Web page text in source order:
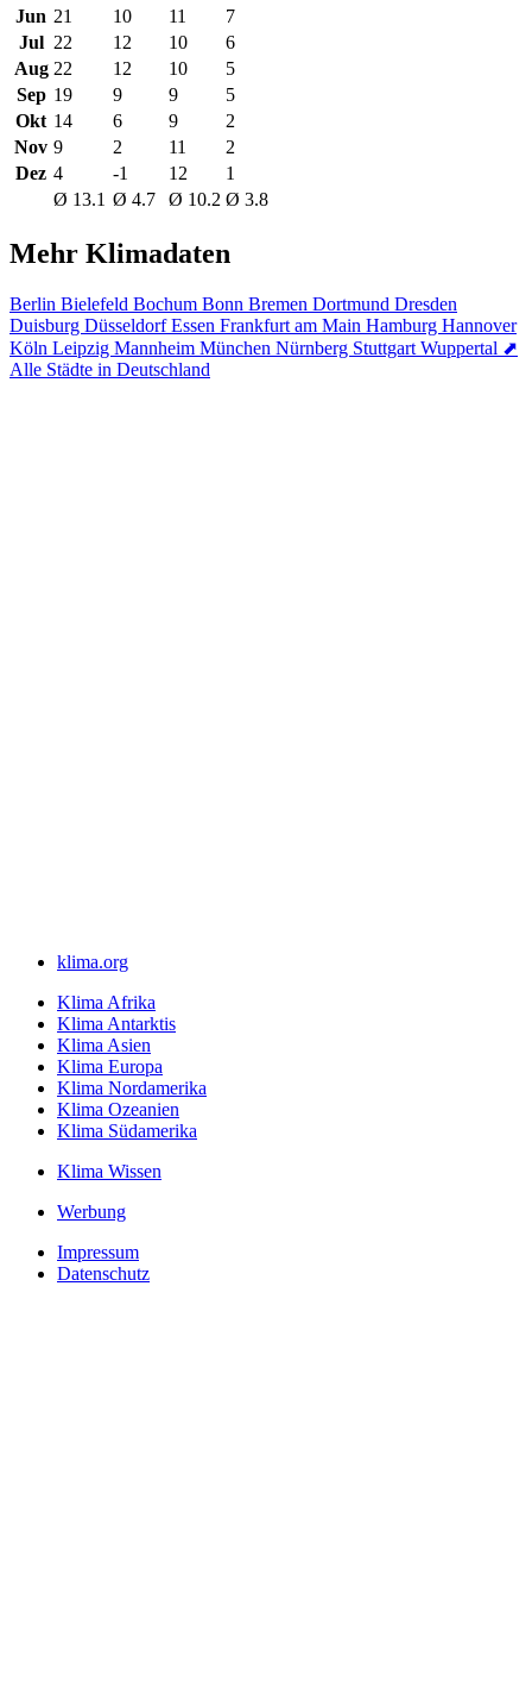
Jun 21 10 11
7
Jul 22 12 10
6
Aug 22 12 10
5
Sep 19 9 9
5
Okt 14 6 9
2
Nov 9 2 11
2
Dez 4 -1 12
1
Ø 13.1 Ø 4.7 Ø 10.2 Ø 3.8
Mehr Klimadaten
Berlin Bielefeld Bochum Bonn Bremen Dortmund Dresden
Duisburg DüsseldorfEssen Frankfurt am Main Hamburg Hannover
Köln Leipzig Mannheim München Nürnberg Stuttgart Wuppertal ⬈
Alle Städte in Deutschland
klima.org
Klima Afrika
Klima Antarktis
Klima Asien
Klima Europa
Klima Nordamerika
Klima Ozeanien
Klima Südamerika
Klima Wissen
Werbung
Impressum
Datenschutz